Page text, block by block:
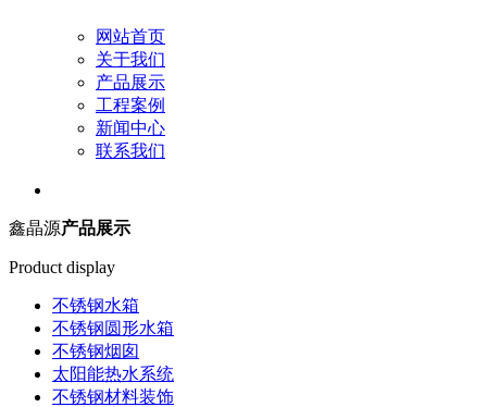
网站首页
关于我们
产品展示
工程案例
新闻中心
联系我们
鑫晶源产品展示
Product display
不锈钢水箱
不锈钢圆形水箱
不锈钢烟囱
太阳能热水系统
不锈钢材料装饰